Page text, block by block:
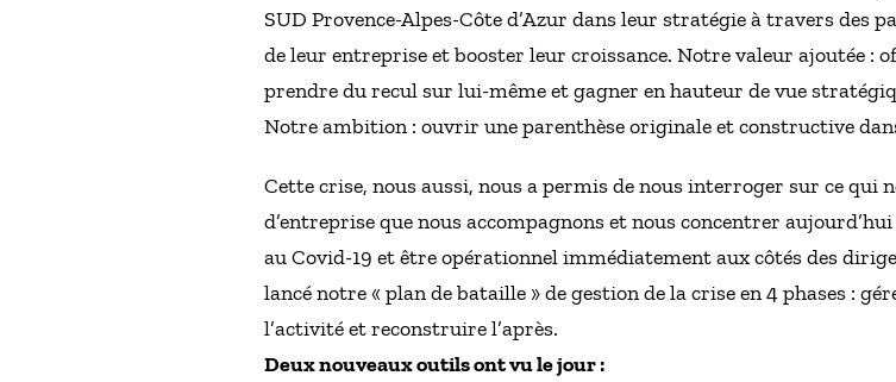
SUD Provence-Alpes-Côte d’Azur dans leur stratégie à travers
de leur entreprise et booster leur croissance. Notre valeur ajoutée :
prendre du recul sur lui-même et gagner en hauteur de vue
Notre ambition : ouvrir une parenthèse originale et constructive
Cette crise, nous aussi, nous a permis de nous interroger sur ce qui
d’entreprise que nous accompagnons et nous concentrer
au Covid-19 et être opérationnel immédiatement aux côtés des
lancé notre « plan de bataille » de gestion de la crise en 4 phases :
l’activité et reconstruire l’après.
Deux nouveaux outils ont vu le jour :